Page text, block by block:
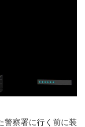
警察署に行く前に装